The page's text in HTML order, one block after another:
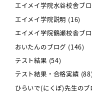
エイメイ学院水谷校舎ブ
エイメイ学院説明 (16)
エイメイ学院鶴瀬校舎ブ
おいたんのブログ (146)
テスト結果 (54)
テスト結果・合格実績 (88)
ひらいで(にくぽ)先生のブ